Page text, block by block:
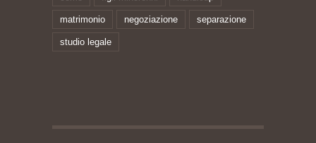
matrimonio negoziazione separazione
studio legale